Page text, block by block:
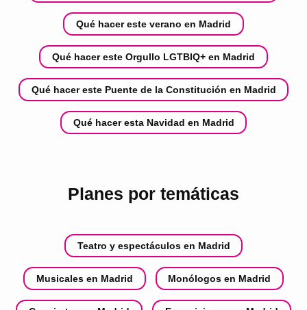
Qué hacer este verano en Madrid
Qué hacer este Orgullo LGTBIQ+ en Madrid
Qué hacer este Puente de la Constitución en Madrid
Qué hacer esta Navidad en Madrid
Planes por temáticas
Teatro y espectáculos en Madrid
Musicales en Madrid Monólogos en Madrid